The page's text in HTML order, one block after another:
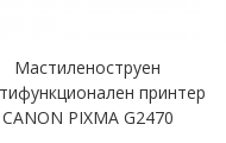
Мастиленоструен
принтер
CANON PIXMA G2470